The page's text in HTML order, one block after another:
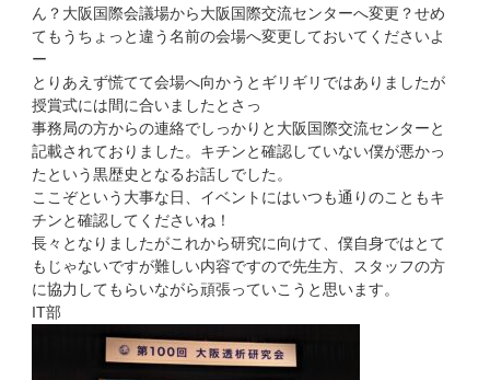
ん？大阪国際会議場から大阪国際交流センターへ変更？せめ
てもうちょっと違う名前の会場へ変更しておいてくださいよ
ー
とりあえず慌てて会場へ向かうとギリギリではありましたが
授賞式には間に合いましたとさっ
事務局の方からの連絡でしっかりと大阪国際交流センターと
記載されておりました。キチンと確認していない僕が悪かっ
たという黒歴史となるお話しでした。
ここぞという大事な日、イベントにはいつも通りのこともキ
チンと確認してくださいね！
長々となりましたがこれから研究に向けて、僕自身ではとて
もじゃないですが難しい内容ですので先生方、スタッフの方
に協力してもらいながら頑張っていこうと思います。
IT部